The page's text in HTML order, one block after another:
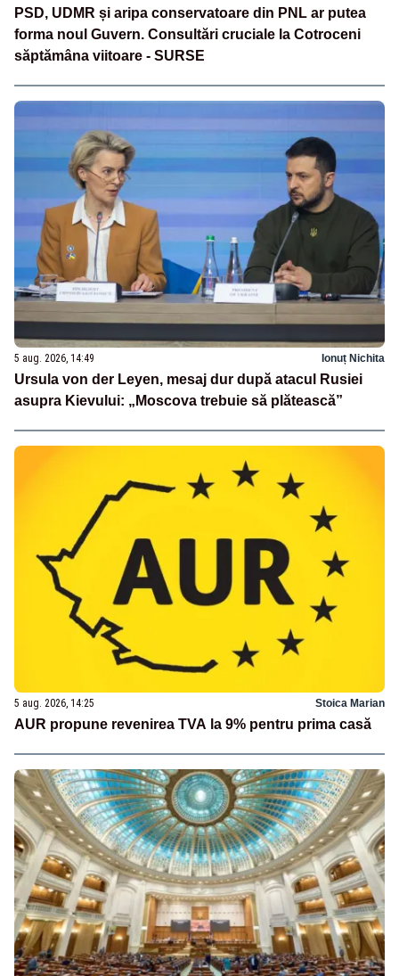
PSD, UDMR și aripa conservatoare din PNL ar putea
forma noul Guvern. Consultări cruciale la Cotroceni
săptămâna viitoare - SURSE
5 aug. 2026, 14:49 Ionuț Nichita
Ursula von der Leyen, mesaj dur după atacul Rusiei
asupra Kievului: „Moscova trebuie să plătească”
5 aug. 2026, 14:25 Stoica Marian
AUR propune revenirea TVA la 9% pentru prima casă